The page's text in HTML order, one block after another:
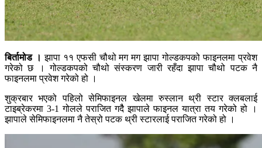
बिर्तामोड । झापा ११ एफसी चौथो मग मग झापा गोल्डकपको फाइनलमा प्रवेश
गरेको छ । गोल्डकपको चौथो संस्करण जारी रहँदा झापा चौथो पटक नै
फाइनलमा प्रवेश गरेको हो ।
शुक्रबार भएको पहिलो सेमिफाइनल खेलमा रुस्लान थ्री स्टार क्लबलाई
टाइब्रेकरमा 3-1 गोलले पराजित गदैै झापाले फाइनल यात्रा तय गरेको हो ।
झापाले सेमिफाइनलमा नै तेस्रो पटक थ्री स्टारलाई पराजित गरेको हो ।